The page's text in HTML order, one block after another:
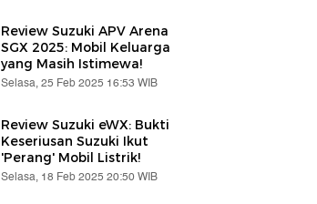
Review Suzuki APV Arena
SGX 2025: Mobil Keluarga
yang Masih Istimewa!
Selasa, 25 Feb 2025 16:53 WIB
Review Suzuki eWX: Bukti
Keseriusan Suzuki Ikut
'Perang' Mobil Listrik!
Selasa, 18 Feb 2025 20:50 WIB